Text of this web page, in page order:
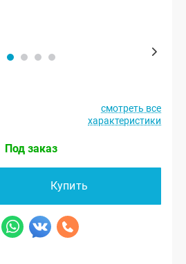
смотреть все
характеристики
Под заказ
Купить